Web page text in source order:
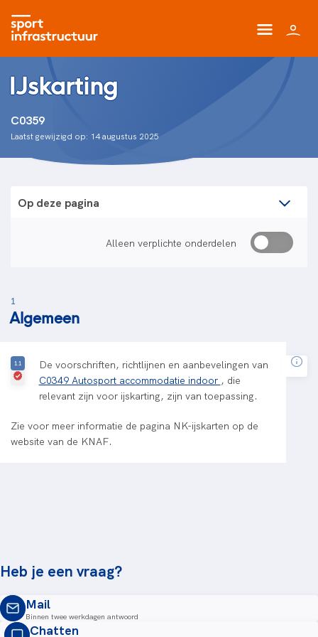
IJskarting
C0359
Laatst gewijzigd op: 14 augustus 2025
Op deze pagina
Alleen verplichte onderdelen
1
Algemeen
De voorschriften, richtlijnen en aanbevelingen van
C0349 Autosport accommodatie indoor , die
relevant zijn voor ijskarting, zijn van toepassing.
Zie voor meer informatie de pagina NK-ijskarten op de
website van de KNAF.
Heb je een vraag?
Mail
Binnen twee werkdagen antwoord
Chatten